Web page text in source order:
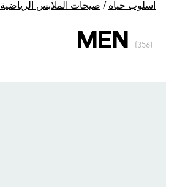
اسلوب حياة صيحات الملابس الرياضية
MEN (356)